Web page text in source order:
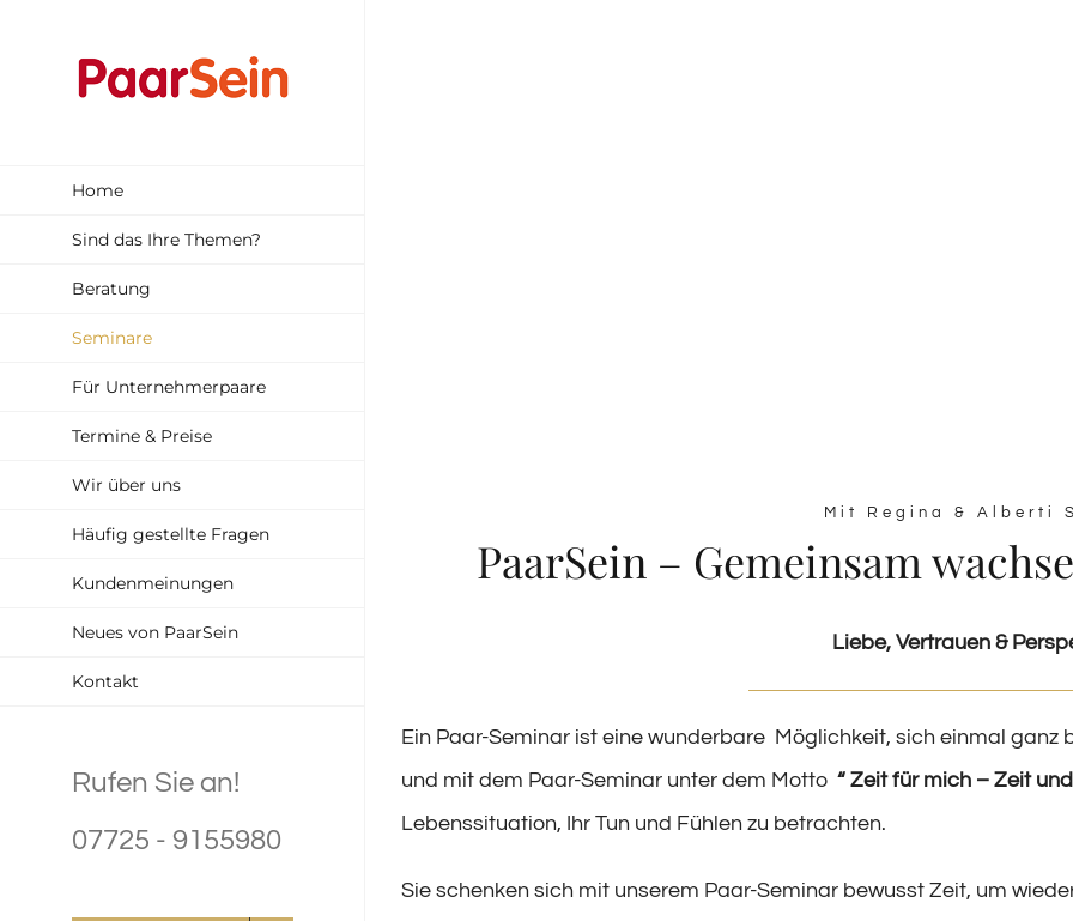
springen
Home
Sind das Ihre Themen?
Beratung
Seminare
Für Unternehmerpaare
Termine & Preise
Wir über uns
Häufig gestellte Fragen
Kundenmeinungen
Neues von PaarSein
Kontakt
Rufen Sie an!
07725 - 9155980
Mit Regina & Alberti
PaarSein – Gemeinsam
Liebe, Vertrauen &
Ein Paar-Seminar ist eine wunderbare Möglichkeit, sich einmal
und mit dem Paar-Seminar unter dem Motto “ Zeit für mich – Zeit
Lebenssituation, Ihr Tun und Fühlen zu betrachten.
Sie schenken sich mit unserem Paar-Seminar bewusst Zeit, um